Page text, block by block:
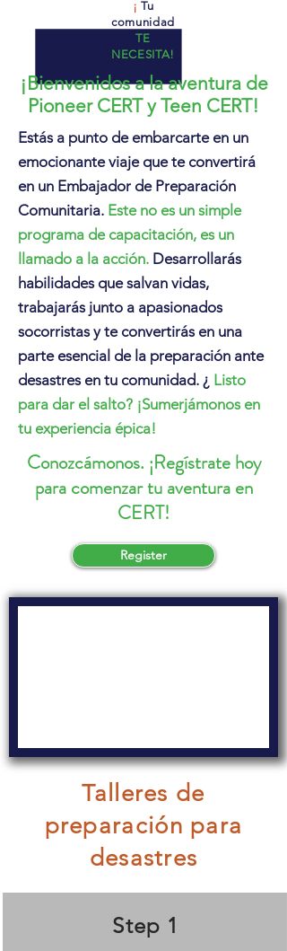
¡ Tu
comunidad
TE
NECESITA!
¡Bienvenidos a la aventura de
Pioneer CERT y Teen CERT!
Estás a punto de embarcarte en un
emocionante viaje que te convertirá
en un Embajador de Preparación
Comunitaria. Este no es un simple
programa de capacitación, es un
llamado a la acción. Desarrollarás
habilidades que salvan vidas,
trabajarás junto a apasionados
socorristas y te convertirás en una
parte esencial de la preparación ante
desastres en tu comunidad. ¿ Listo
para dar el salto? ¡Sumerjámonos en
tu experiencia épica!
Conozcámonos. ¡Regístrate hoy
para comenzar tu aventura en
CERT!
Register
Talleres de
preparación para
desastres
Step 1